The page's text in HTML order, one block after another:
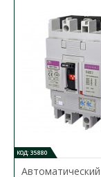
87 123.86 грн
КОД: 35880
Автоматический